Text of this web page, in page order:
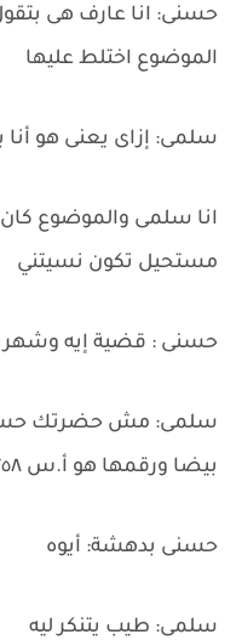
حسنى: انا عارف هى بتقول
الموضوع اختلط عليها
سلمى: إزاى يعنى هو أنا
انا سلمى والموضوع
مستحيل تكون نسيتني
حسنى : قضية إيه وشهر
سلمى: مش حضرتك
بيضا ورقمها هو أ.س ٢٥٨.
حسنى بدهشة: أيوه
سلمى: طيب يتنكر ليه